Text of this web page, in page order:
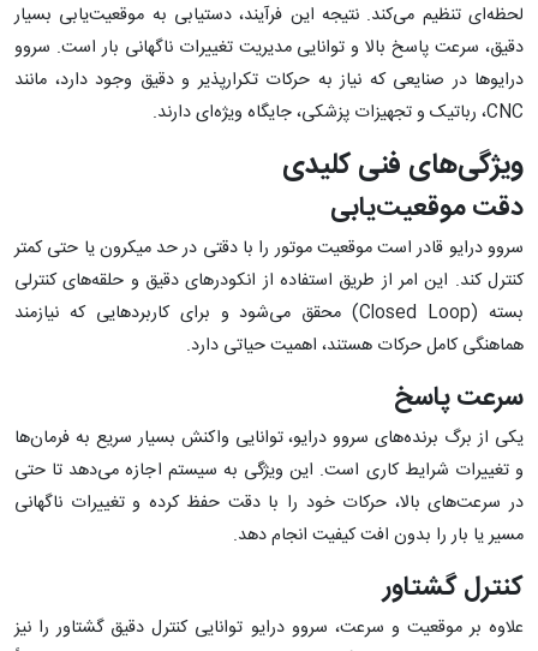
لحظه‌ای تنظیم می‌کند. نتیجه این فرآیند، دستیابی به موقعیت‌یابی بسیار
دقیق، سرعت پاسخ بالا و توانایی مدیریت تغییرات ناگهانی بار است. سروو
درایوها در صنایعی که نیاز به حرکات تکرارپذیر و دقیق وجود دارد، مانند
CNC، رباتیک و تجهیزات پزشکی، جایگاه ویژه‌ای دارند.
ویژگی‌های فنی کلیدی
دقت موقعیت‌یابی
سروو درایو قادر است موقعیت موتور را با دقتی در حد میکرون یا حتی کمتر
کنترل کند. این امر از طریق استفاده از انکودرهای دقیق و حلقه‌های کنترلی
بسته (Closed Loop) محقق می‌شود و برای کاربردهایی که نیازمند
هماهنگی کامل حرکات هستند، اهمیت حیاتی دارد.
سرعت پاسخ
یکی از برگ برنده‌های سروو درایو، توانایی واکنش بسیار سریع به فرمان‌ها
و تغییرات شرایط کاری است. این ویژگی به سیستم اجازه می‌دهد تا حتی
در سرعت‌های بالا، حرکات خود را با دقت حفظ کرده و تغییرات ناگهانی
مسیر یا بار را بدون افت کیفیت انجام دهد.
کنترل گشتاور
علاوه بر موقعیت و سرعت، سروو درایو توانایی کنترل دقیق گشتاور را نیز